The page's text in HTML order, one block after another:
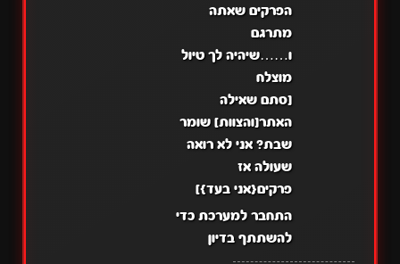
הפרקים שאתה
מתרגם
ו……שיהיה לך טיול
מוצלח
[סתם שאילה
האתר[והצוות] שומר
שבת? אני לא רואה
שעולה אז
פרקים{אני בעד}]
התחבר למערכת כדי
להשתתף בדיון